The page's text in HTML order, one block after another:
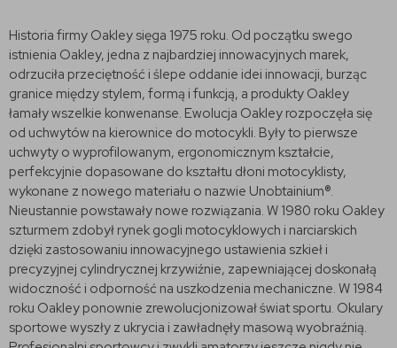
Historia firmy Oakley sięga 1975 roku. Od początku swego
istnienia Oakley, jedna z najbardziej innowacyjnych marek,
odrzuciła przeciętność i ślepe oddanie idei innowacji, burząc
granice między stylem, formą i funkcją, a produkty Oakley
łamały wszelkie konwenanse. Ewolucja Oakley rozpoczęła się
od uchwytów na kierownice do motocykli. Były to pierwsze
uchwyty o wyprofilowanym, ergonomicznym kształcie,
perfekcyjnie dopasowane do kształtu dłoni motocyklisty,
wykonane z nowego materiału o nazwie Unobtainium®.
Nieustannie powstawały nowe rozwiązania. W 1980 roku Oakley
szturmem zdobył rynek gogli motocyklowych i narciarskich
dzięki zastosowaniu innowacyjnego ustawienia szkieł i
precyzyjnej cylindrycznej krzywiźnie, zapewniającej doskonałą
widoczność i odporność na uszkodzenia mechaniczne. W 1984
roku Oakley ponownie zrewolucjonizował świat sportu. Okulary
sportowe wyszły z ukrycia i zawładnęły masową wyobraźnią.